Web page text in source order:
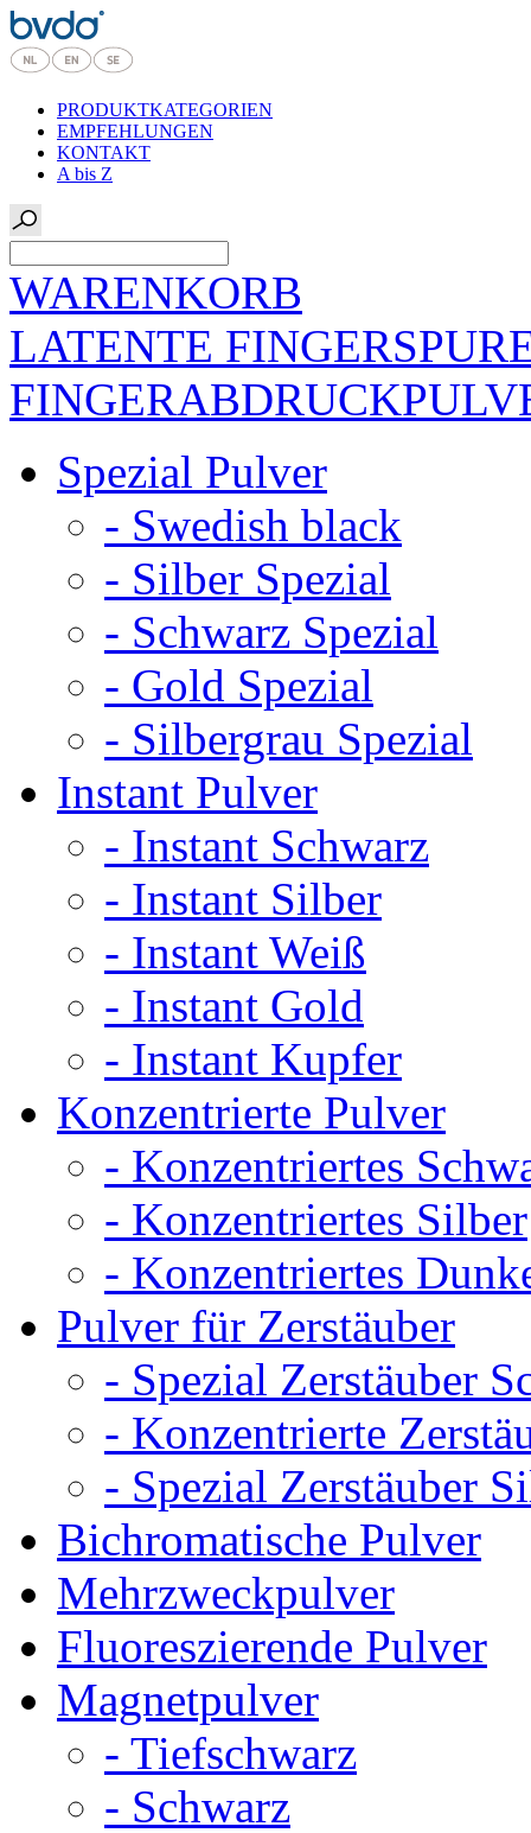
PRODUKTKATEGORIEN
EMPFEHLUNGEN
KONTAKT
A bis Z
WARENKORB
LATENTE
Spezial Pulver
- Swedish black
- Silber Spezial
- Schwarz Spezial
- Gold Spezial
- Silbergrau Spezial
Instant Pulver
- Instant Schwarz
- Instant Silber
- Instant Weiß
- Instant Gold
- Instant Kupfer
Konzentrierte Pulver
- Konzentriertes
- Konzentriertes Silber
- Konzentriertes
Pulver für Zerstäuber
- Spezial Zerstäuber
- Konzentrierte
- Spezial Zerstäuber
Bichromatische Pulver
Mehrzweckpulver
Fluoreszierende Pulver
Magnetpulver
- Tiefschwarz
- Schwarz